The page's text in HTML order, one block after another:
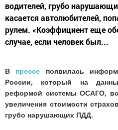
водителей, грубо
касается автолюбителей,
рулем. «Коэффициент еще
случае, если человек был...
В прессе появилась
России, который на
реформой системы ОСАГО,
увеличения стоимости
грубо нарушающих ПДД.